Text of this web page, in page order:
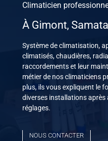
Climaticien
À Gimont,
Système de climatisation,
climatisés, chaudières,
raccordements et leur
métier de nos climaticiens
plus, ils vous expliquent le
diverses installations après
réglages.
NOUS CONTACTER